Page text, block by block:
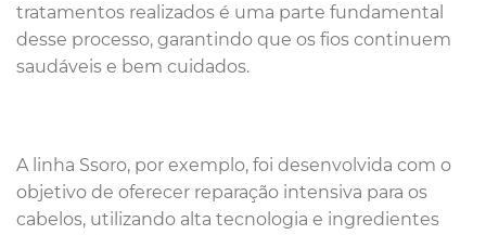
tratamentos realizados é uma parte fundamental
desse processo, garantindo que os fios continuem
saudáveis e bem cuidados.
A linha Ssoro, por exemplo, foi desenvolvida com o
objetivo de oferecer reparação intensiva para os
cabelos, utilizando alta tecnologia e ingredientes